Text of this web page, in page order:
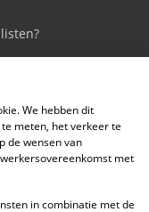
We hebben dit
meten, het verkeer te
de wensen van
met
in combinatie met de